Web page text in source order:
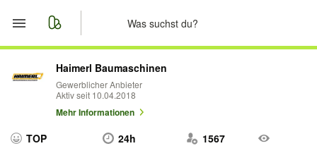
Start
Merkliste
Nachrichten
Haimerl Baumaschinen
Gewerblicher Anbieter
Aktiv seit 10.04.2018
Mehr Informationen
TOP 24h 1567